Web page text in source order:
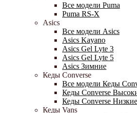
Все модели Puma
Puma RS-X
Asics
Все модели Asics
Asics Kayano
Asics Gel Lyte 3
Asics Gel Lyte 5
Asics Зимние
Кеды Converse
Все модели Кеды
Кеды Converse
Кеды Converse Низкие
Кеды Vans